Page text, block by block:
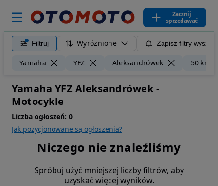
Zacznij
sprzedawać
Filtruj Wyróżnione Zapisz filtry
Yamaha YFZ Aleksandrówek 50 km
Yamaha YFZ Aleksandrówek -
Motocykle
Liczba ogłoszeń: 0
Jak pozycjonowane są ogłoszenia?
Niczego nie znaleźliśmy
Spróbuj użyć mniejszej liczby filtrów, aby
uzyskać więcej wyników.